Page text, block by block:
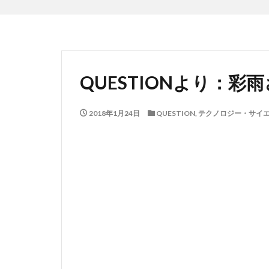
QUESTIONより：彩
2018年1月24日 QUESTION, テクノロジー・サイ